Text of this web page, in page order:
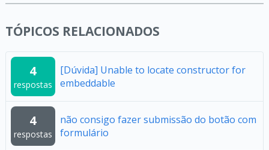
TÓPICOS RELACIONADOS
4
respostas
[Dúvida] Unable to locate constructor for
embeddable
4
respostas
não consigo fazer submissão do botão com
formulário